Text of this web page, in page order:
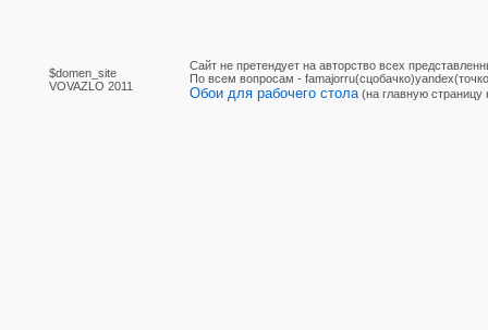
$domen_site
VOVAZLO 2011
Сайт не претендует на авторство всех
По вcем вопросам -
Обои для рабочего стола (на главную страницу